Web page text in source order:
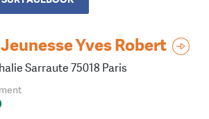
Yves Robert
Sarraute 75018 Paris